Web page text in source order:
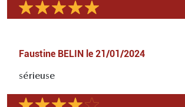
Faustine BELIN le 21/01/2024
sérieuse